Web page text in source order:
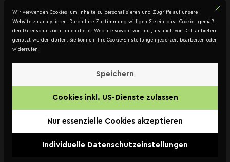
Kontakt
Catering-
Anfrageformular
Willkommen bei
Jack Coleman
Barcatering, wo
Dominik Wolf und
Ob kleine
Feier oder
großes
Mit
DATENSCHUTZ
Wir verwenden Cookies, um Inhalte zu personalisieren und Zugriffe auf unsere
Website zu analysieren. Durch Ihre Zustimmung willigen Sie ein, dass Cookies gemäß
den Datenschutzrichtlinien dieser Website sowohl von uns, als auch von Drittanbietern
genutzt werden dürfen. Sie können Ihre Cookie-Einstellungen jederzeit bearbeiten oder
widerrufen.
Speichern
Cookies inkl. US-Dienste zulassen
Nur essenzielle Cookies akzeptieren
Individuelle Datenschutzeinstellungen